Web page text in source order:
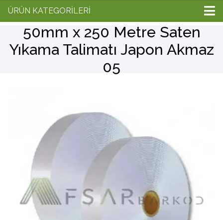
Ribon
Barkod Yazıcı
ÜRÜN KATEGORİLERİ
50mm x 250 Metre Saten
Yıkama Talimatı Japon Akmaz
05